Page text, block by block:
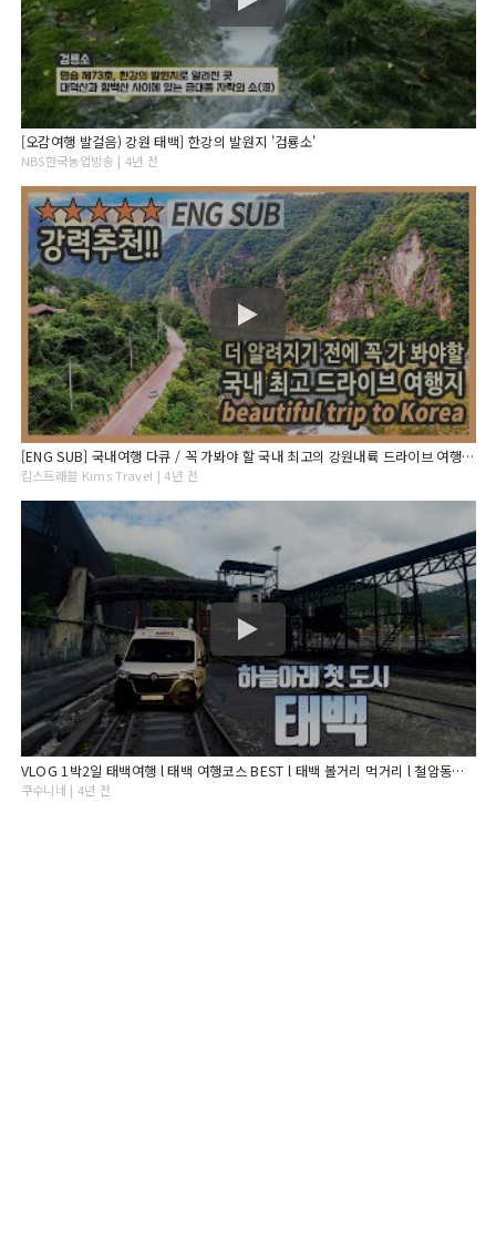
[오감여행 발걸음) 강원 태백] 한강의 발원지 '검룡소'
NBS한국농업방송 | 4년 전
[ENG SUB] 국내여행 다큐 / 꼭 가봐야 할 국내 최고의 강원내륙 드라이브 여행 / 만항재, 정암사, 정선 소금강, 칠족령, 백룡동굴, 육백마지기 / 정선 평창 강원도여행
킴스트래블 Kims Travel | 4년 전
VLOG 1박2일 태백여행 l 태백 여행코스 BEST l 태백 볼거리 먹거리 l 철암동탄광마을 l 태백닭갈비 l 탄광마을투어 l 구문소 l 다비드 l 르노마스터캠핑카
쿠수니네 | 4년 전